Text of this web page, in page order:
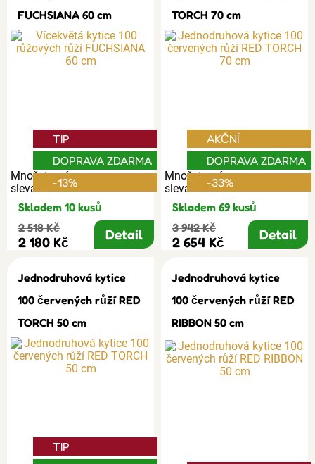
FUCHSIANA 60 cm
Množstevní
sleva 30%
TIP
DOPRAVA ZDARMA
-13%
Skladem 10 kusů
2 518 Kč
2 180 Kč Detail
TORCH 70 cm
Množstevní
sleva 30%
AKČNÍ
DOPRAVA ZDARMA
-33%
Skladem 69 kusů
3 942 Kč
2 654 Kč Detail
Jednodruhová kytice
100 červených růží RED
TORCH 50 cm
TIP
Jednodruhová kytice
100 červených růží RED
RIBBON 50 cm